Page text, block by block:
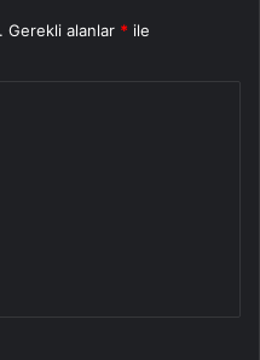
Gerekli alanlar * ile